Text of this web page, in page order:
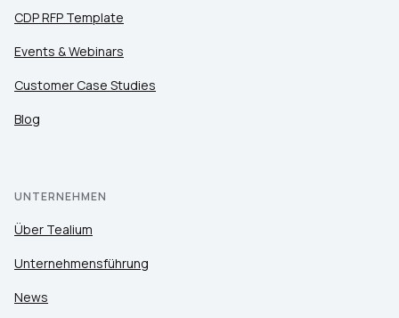
CDP RFP Template
Events & Webinars
Customer Case Studies
Blog
UNTERNEHMEN
Über Tealium
Unternehmensführung
News